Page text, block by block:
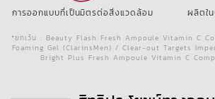
การออกแบบที่เป็นมิตรต่อสิ่งแวดล้อม ผลิตใ
*ยกเว้น : Beauty Flash Fresh Ampoule Vitamin C
Foaming Gel (ClarinsMen) / Clear-out Targets
Bright Plus Fresh Ampoule Vitamin C